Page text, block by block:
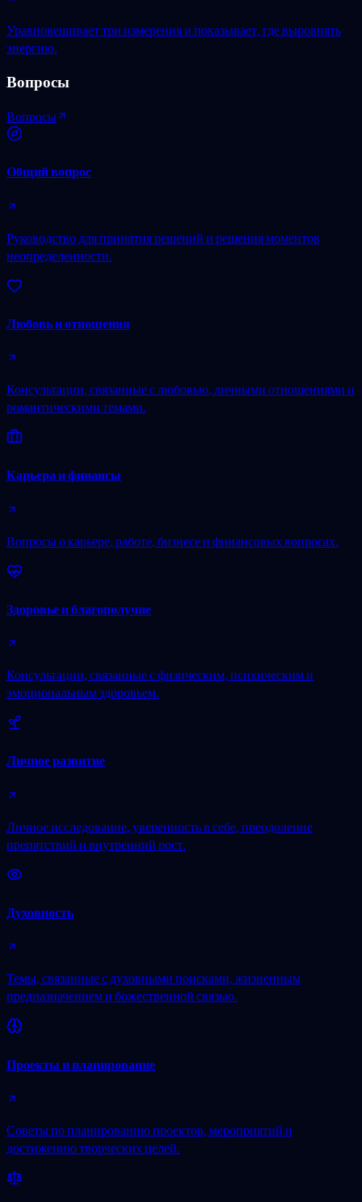
Уравновешивает три измерения и показывает, где выровнять
энергию.
Вопросы
Вопросы
Общий вопрос
Руководство для принятия решений и решения моментов
неопределенности.
Любовь и отношения
Консультации, связанные с любовью, личными отношениями и
романтическими темами.
Карьера и финансы
Вопросы о карьере, работе, бизнесе и финансовых вопросах.
Здоровье и благополучие
Консультации, связанные с физическим, психическим и
эмоциональным здоровьем.
Личное развитие
Личное исследование, уверенность в себе, преодоление
препятствий и внутренний рост.
Духовность
Темы, связанные с духовными поисками, жизненным
предназначением и божественной связью.
Проекты и планирование
Советы по планированию проектов, мероприятий и
достижению творческих целей.